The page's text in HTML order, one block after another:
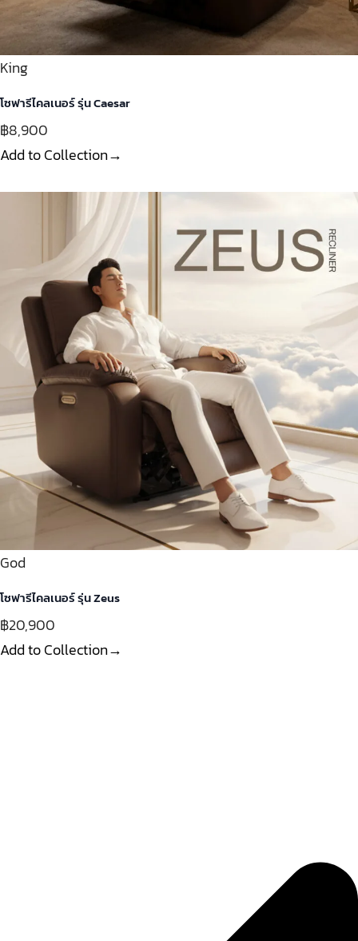
King
โซฟารีไคลเนอร์ รุ่น Caesar
฿8,900
Add to Collection→
God
โซฟารีไคลเนอร์ รุ่น Zeus
฿20,900
Add to Collection→